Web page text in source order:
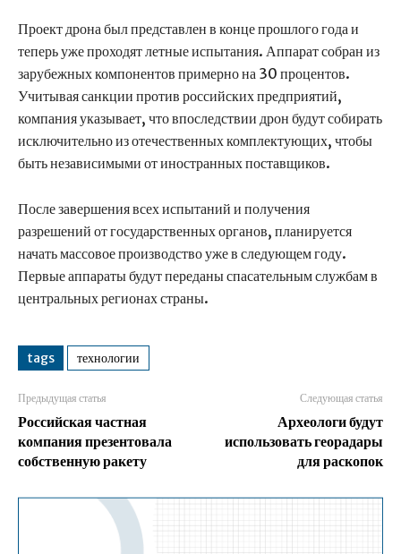
Проект дрона был представлен в конце прошлого года и
теперь уже проходят летные испытания. Аппарат собран из
зарубежных компонентов примерно на 30 процентов.
Учитывая санкции против российских предприятий,
компания указывает, что впоследствии дрон будут собирать
исключительно из отечественных комплектующих, чтобы
быть независимыми от иностранных поставщиков.
После завершения всех испытаний и получения
разрешений от государственных органов, планируется
начать массовое производство уже в следующем году.
Первые аппараты будут переданы спасательным службам в
центральных регионах страны.
tags технологии
Предыдущая статья
Российская частная
компания презентовала
собственную ракету
Следующая статья
Археологи будут
использовать георадары
для раскопок